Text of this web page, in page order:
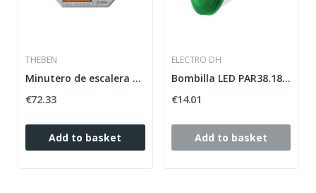
THEBEN
Minutero de escalera ELPA 047 electrónico en...
€72.33
Add to basket
ELECTRO DH
Bombilla LED PAR38.18/E27W.Color VERDE.
€14.01
Add to basket